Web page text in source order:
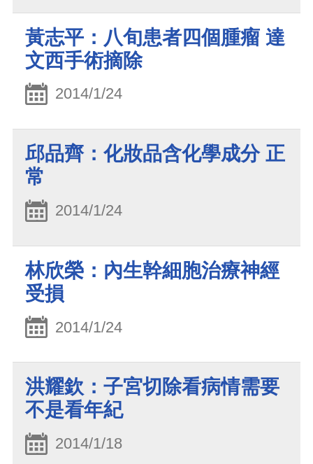
黃志平：八旬患者四個腫瘤 達
文西手術摘除
2014/1/24
邱品齊：化妝品含化學成分 正
常
2014/1/24
林欣榮：內生幹細胞治療神經
受損
2014/1/24
洪耀欽：子宮切除看病情需要
不是看年紀
2014/1/18